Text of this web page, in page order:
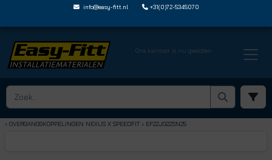
info@easy-fitt.nl +31(0)72-5345070
Ons kantoor is nu gesloten
HOME › SHARKBITE NEXUS STEEKFITTINGEN
› OVERGANGSKOPPELINGEN NEXUS X SPEEDFIT › EF22JG22SN25